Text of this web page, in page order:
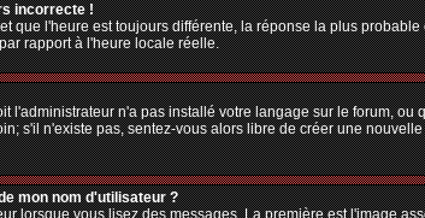
incorrecte !
que l'heure est toujours différente, la réponse la plus
rapport à l'heure locale réelle.
l'administrateur n'a pas installé votre langage sur le forum,
s'il n'existe pas, sentez-vous alors libre de créer une
mon nom d'utilisateur ?
lorsque vous lisez des messages. La première est l'image